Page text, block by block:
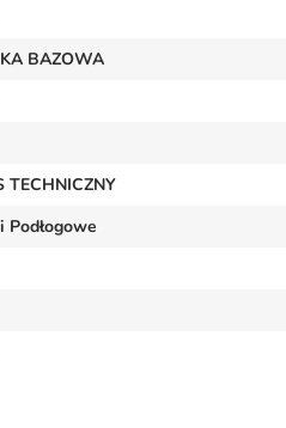
BAZOWA
TECHNICZNY
Podłogowe